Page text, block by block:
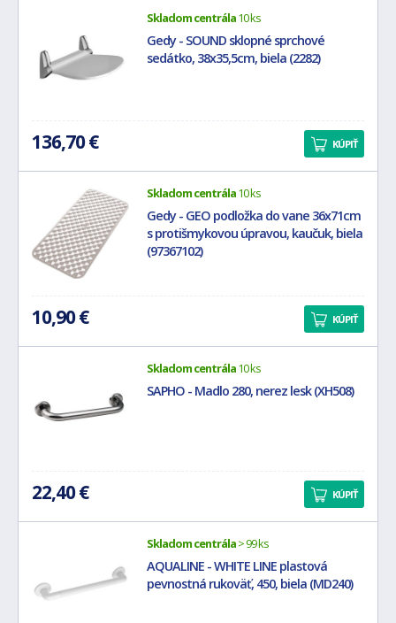
Skladom centrála10 ks
Gedy - SOUND sklopné sprchové
sedátko, 38x35,5cm, biela (2282)
136,70 € KÚPIŤ
Skladom centrála10 ks
Gedy - GEO podložka do vane 36x71cm
s protišmykovou úpravou, kaučuk, biela
(97367102)
10,90 € KÚPIŤ
Skladom centrála10 ks
SAPHO - Madlo 280, nerez lesk (XH508)
22,40 € KÚPIŤ
Skladom centrála> 99 ks
AQUALINE - WHITE LINE plastová
pevnostná rukoväť, 450, biela (MD240)